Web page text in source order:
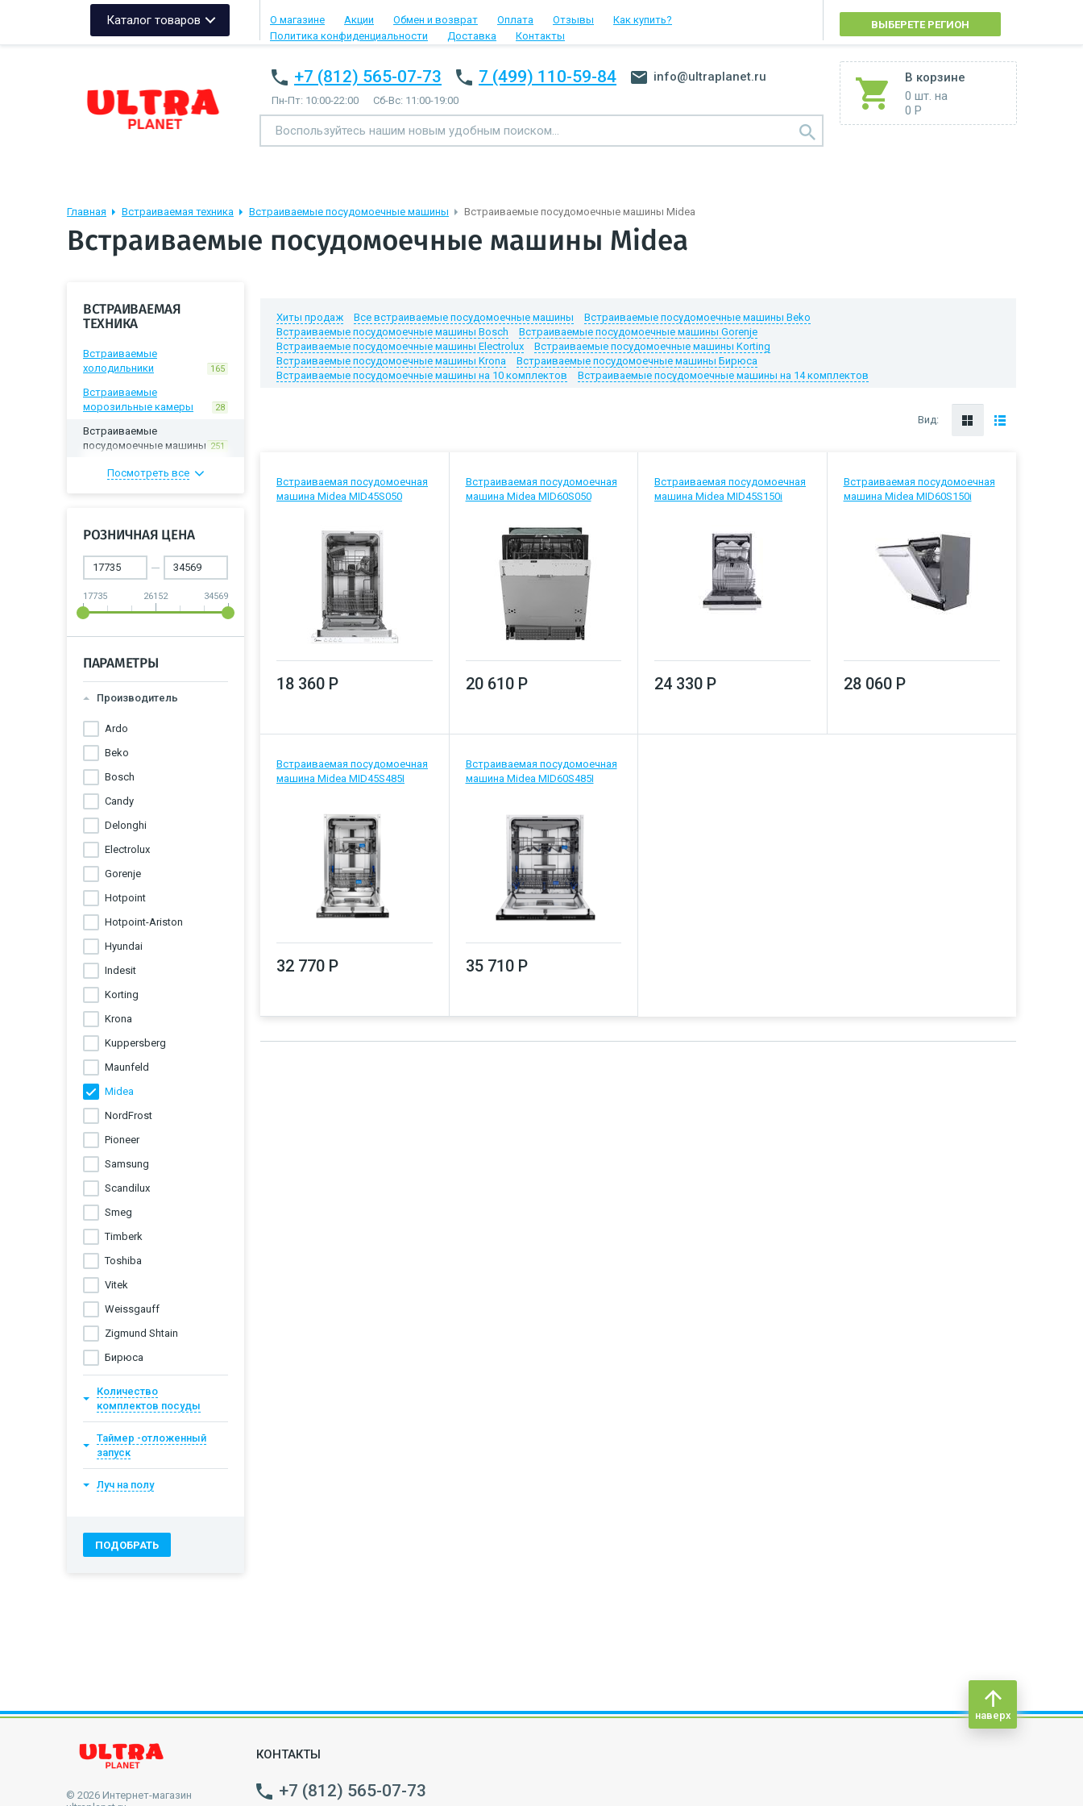
Каталог товаров О магазине Акции Обмен и возврат Оплата Отзывы
Как купить?
Политика конфиденциальности
Доставка Контакты
ВЫБЕРЕТЕ РЕГИОН
В корзине
0 шт. на
0 Р
+7 (812) 565-07-73 7 (499) 110-59-84 info@ultraplanet.ru
Пн-Пт: 10:00-22:00 Сб-Вс: 11:00-19:00
Главная Встраиваемая техника Встраиваемые посудомоечные машины Встраиваемые посудомоечные машины Midea
Встраиваемые посудомоечные машины Midea
Хиты продаж Все встраиваемые посудомоечные машины
Встраиваемые посудомоечные машины Beko
Встраиваемые посудомоечные машины Bosch
Встраиваемые посудомоечные машины Gorenje
Встраиваемые посудомоечные машины Electrolux
Встраиваемые посудомоечные машины Korting
Встраиваемые посудомоечные машины Krona
Встраиваемые посудомоечные машины Бирюса
Встраиваемые посудомоечные машины на 10 комплектов
Встраиваемые посудомоечные машины на 14 комплектов
Вид:
Встраиваемая посудомоечная
машина Midea MID45S050
18 360 Р
Встраиваемая посудомоечная
машина Midea MID60S050
20 610 Р
Встраиваемая посудомоечная
машина Midea MID45S150i
24 330 Р
Встраиваемая посудомоечная
машина Midea MID60S150i
28 060 Р
Встраиваемая посудомоечная
машина Midea MID45S485I
32 770 Р
Встраиваемая посудомоечная
машина Midea MID60S485I
35 710 Р
ВСТРАИВАЕМАЯ
ТЕХНИКА
Встраиваемые
холодильники
165
Встраиваемые
морозильные камеры
28
Встраиваемые
посудомоечные машины 251
Газовые варочные панели
Комбинированные варочные
Электрические духовые
Газовые духовые шкафы 21
Встраиваемые стиральные
Встраиваемые винные
шкафы
Встраиваемые кофемашины
Ящики для подогрева
посуды
Посмотреть все
РОЗНИЧНАЯ ЦЕНА
17735 34569
26152
ПАРАМЕТРЫ
Производитель
Ardo
Beko
Bosch
Candy
Delonghi
Electrolux
Gorenje
Hotpoint
Hotpoint-Ariston
Hyundai
Indesit
Korting
Krona
Kuppersberg
Maunfeld
Midea
NordFrost
Pioneer
Samsung
Scandilux
Smeg
Timberk
Toshiba
Vitek
Weissgauff
Zigmund Shtain
Бирюса
Количество
комплектов посуды
Таймер -отложенный
запуск
Луч на полу
© 2026 Интернет-магазин
КОНТАКТЫ
+7 (812) 565-07-73
наверх